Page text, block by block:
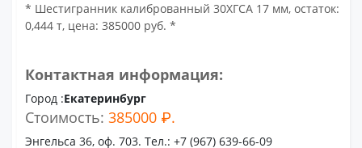
* Шестигранник калиброванный 30ХГСА 17 мм, остаток:
0,444 т, цена: 385000 руб. *
Контактная информация:
Город :Екатеринбург
Стоимость:385000 ₽.
Энгельса 36, оф. 703. Тел.: +7 (967) 639-66-09